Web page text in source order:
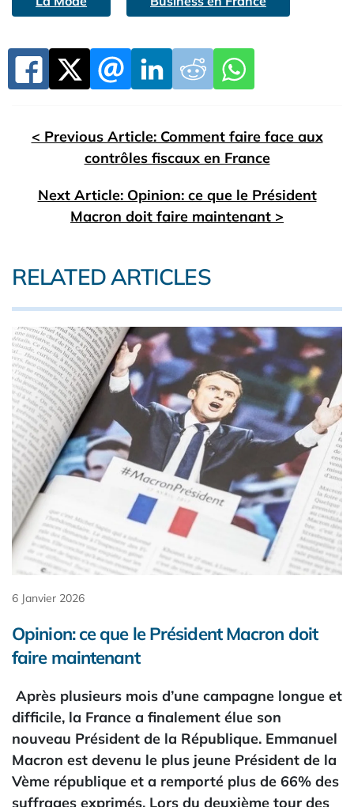
< Previous Article: Comment faire face aux
contrôles fiscaux en France
Next Article: Opinion: ce que le Président
Macron doit faire maintenant >
RELATED ARTICLES
6 Janvier 2026
Opinion: ce que le Président Macron doit
faire maintenant
Après plusieurs mois d’une campagne longue et
difficile, la France a finalement élue son
nouveau Président de la République. Emmanuel
Macron est devenu le plus jeune Président de la
Vème république et a remporté plus de 66% des
suffrages exprimés. Lors du deuxième tour des